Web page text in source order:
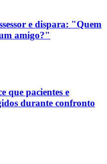
e dispara: "Quem
amigo?"
que pacientes e
durante confronto